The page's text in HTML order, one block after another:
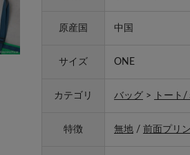
原産国 中国
サイズ ONE
カテゴリ バッグ > トート
特徴 無地 / 前面プリ